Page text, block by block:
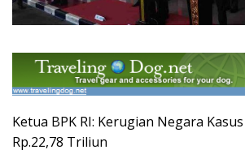
Ketua BPK RI: Kerugian Negara Kasus
Rp.22,78 Triliun